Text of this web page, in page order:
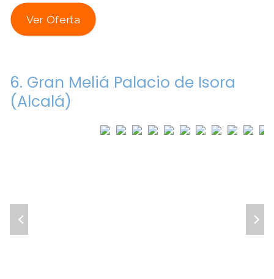
Ver Oferta
6. Gran Meliá Palacio de Isora
(Alcalá)